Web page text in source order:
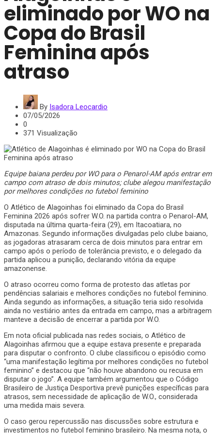
eliminado por WO na
Copa do Brasil
Feminina após
atraso
By Isadora Leocardio
07/05/2026
0
371 Visualização
Equipe baiana perdeu por WO para o Penarol-AM após entrar em
campo com atraso de dois minutos; clube alegou manifestação
por melhores condições no futebol feminino
O Atlético de Alagoinhas foi eliminado da Copa do Brasil
Feminina 2026 após sofrer W.O. na partida contra o Penarol-AM,
disputada na última quarta-feira (29), em Itacoatiara, no
Amazonas. Segundo informações divulgadas pelo clube baiano,
as jogadoras atrasaram cerca de dois minutos para entrar em
campo após o período de tolerância previsto, e o delegado da
partida aplicou a punição, declarando vitória da equipe
amazonense.
O atraso ocorreu como forma de protesto das atletas por
pendências salariais e melhores condições no futebol feminino.
Ainda segundo as informações, a situação teria sido resolvida
ainda no vestiário antes da entrada em campo, mas a arbitragem
manteve a decisão de encerrar a partida por W.O.
Em nota oficial publicada nas redes sociais, o Atlético de
Alagoinhas afirmou que a equipe estava presente e preparada
para disputar o confronto. O clube classificou o episódio como
“uma manifestação legítima por melhores condições no futebol
feminino” e destacou que “não houve abandono ou recusa em
disputar o jogo”. A equipe também argumentou que o Código
Brasileiro de Justiça Desportiva prevê punições específicas para
atrasos, sem necessidade de aplicação de W.O., considerada
uma medida mais severa.
O caso gerou repercussão nas discussões sobre estrutura e
investimentos no futebol feminino brasileiro. Na mesma nota, o